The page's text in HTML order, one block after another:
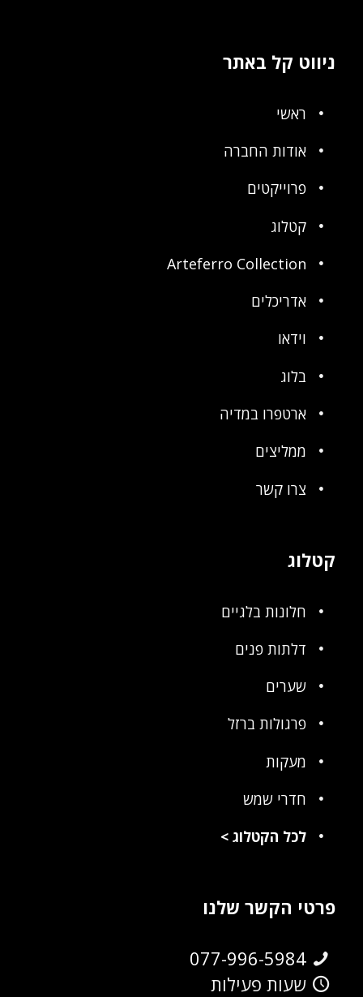
ניווט קל באתר
ראשי
אודות החברה
פרוייקטים
קטלוג
Arteferro Collection
אדריכלים
וידאו
בלוג
ארטפרו במדיה
ממליצים
צרו קשר
קטלוג
חלונות בלגיים
דלתות פנים
שערים
פרגולות ברזל
מעקות
חדרי שמש
לכל הקטלוג>
פרטי הקשר שלנו
077-996-5984
שעות פעילות